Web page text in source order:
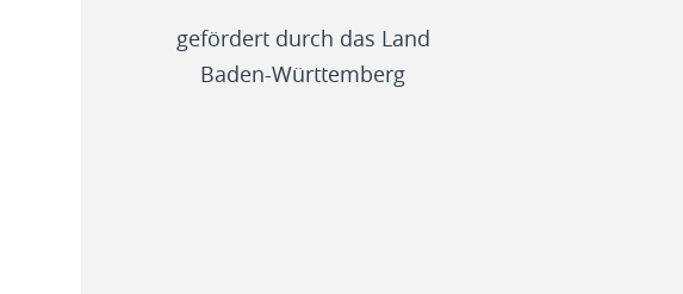
gefördert durch das Land
Baden-Württemberg